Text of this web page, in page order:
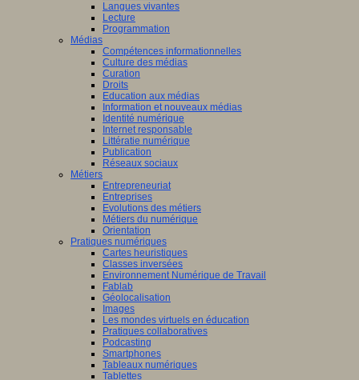
Langues vivantes
Lecture
Programmation
Médias
Compétences informationnelles
Culture des médias
Curation
Droits
Education aux médias
Information et nouveaux médias
Identité numérique
Internet responsable
Littératie numérique
Publication
Réseaux sociaux
Métiers
Entrepreneuriat
Entreprises
Evolutions des métiers
Métiers du numérique
Orientation
Pratiques numériques
Cartes heuristiques
Classes inversées
Environnement Numérique de Travail
Fablab
Géolocalisation
Images
Les mondes virtuels en éducation
Pratiques collaboratives
Podcasting
Smartphones
Tableaux numériques
Tablettes